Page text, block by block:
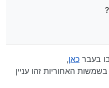
בעבר כאן,
האחוריות זהו עניין